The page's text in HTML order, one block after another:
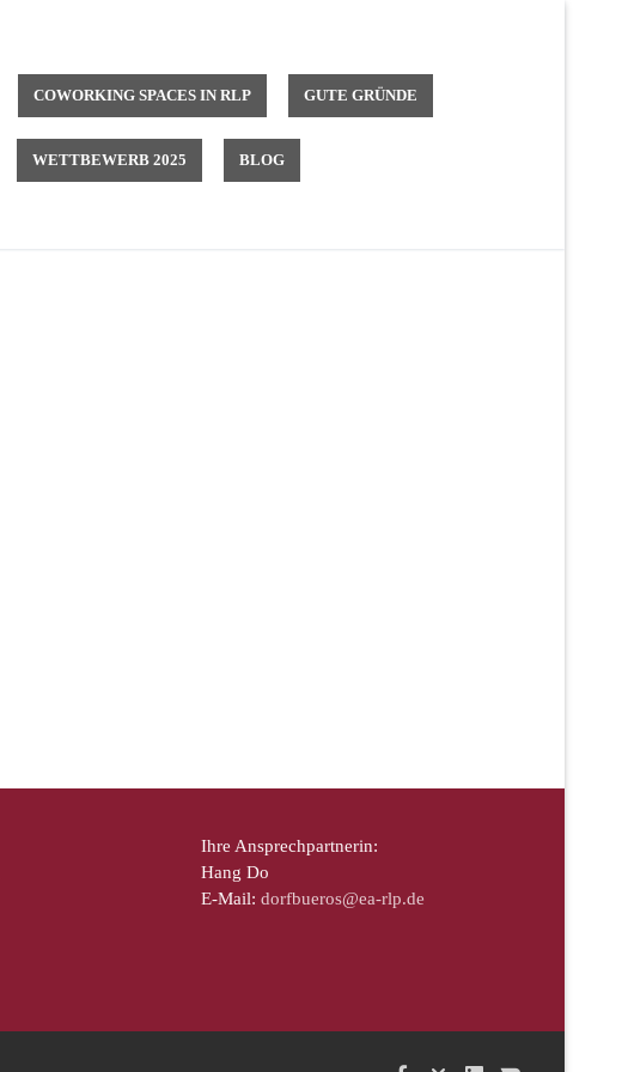
COWORKING SPACES IN RLP GUTE GRÜNDE
WETTBEWERB 2025 BLOG
Ihre Ansprechpartnerin:
Hang Do
E-Mail: dorfbueros@ea-rlp.de